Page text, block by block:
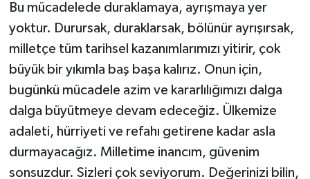
Bu mücadelede duraklamaya, ayrışmaya yer
yoktur. Durursak, duraklarsak, bölünür ayrışırsak,
milletçe tüm tarihsel kazanımlarımızı yitirir, çok
büyük bir yıkımla baş başa kalırız. Onun için,
bugünkü mücadele azim ve kararlılığımızı dalga
dalga büyütmeye devam edeceğiz. Ülkemize
adaleti, hürriyeti ve refahı getirene kadar asla
durmayacağız. Milletime inancım, güvenim
sonsuzdur. Sizleri çok seviyorum. Değerinizi bilin,